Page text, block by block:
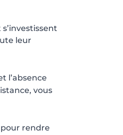
leur
l’absence
vous
rendre